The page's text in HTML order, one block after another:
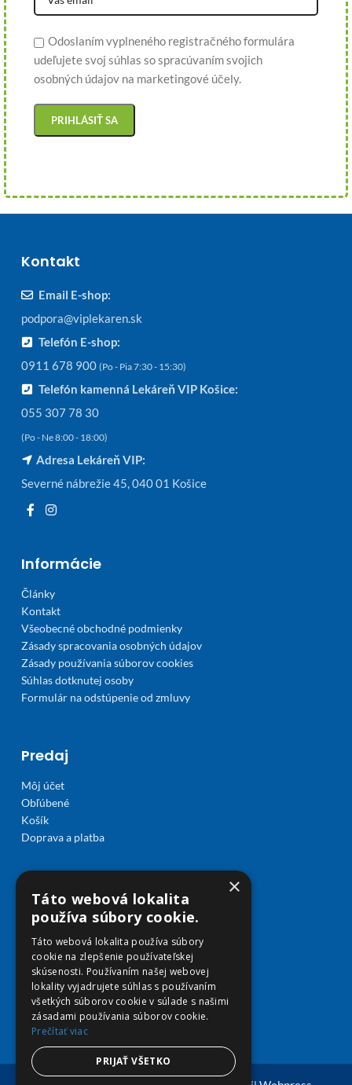
Odoslaním vyplneného registračného formulára
udeľujete svoj súhlas so spracúvaním svojich
osobných údajov na marketingové účely.
Kontakt
Email E-shop:
podpora@viplekaren.sk
Telefón E-shop:
0911 678 900 (Po - Pia 7:30 - 15:30)
Telefón kamenná Lekáreň VIP Košice:
055 307 78 30
(Po - Ne 8:00 - 18:00)
Adresa Lekáreň VIP:
Severné nábrežie 45, 040 01 Košice
Informácie
Články
Kontakt
Všeobecné obchodné podmienky
Zásady spracovania osobných údajov
Zásady používania súborov cookies
Súhlas dotknutej osoby
Formulár na odstúpenie od zmluvy
Predaj
Môj účet
Obľúbené
Košík
Doprava a platba
×
Táto webová lokalita
používa súbory cookie.
Táto webová lokalita používa súbory
cookie na zlepšenie používateľskej
skúsenosti. Používaním našej webovej
lokality vyjadrujete súhlas s používaním
všetkých súborov cookie v súlade s našimi
zásadami používania súborov cookie.
Prečítať viac
PRIJAŤ VŠETKO